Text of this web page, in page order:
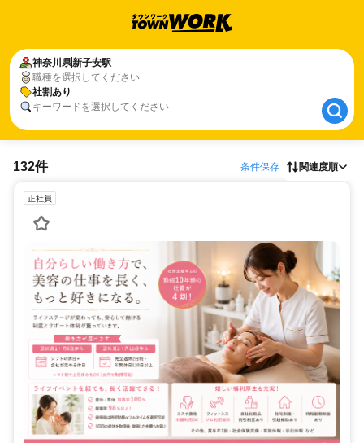
神奈川県新子安駅
職種を選択してください
社割あり
キーワードを選択してください
神奈川県新子安駅
社割あり
132件 条件保存 関連度順
正社員